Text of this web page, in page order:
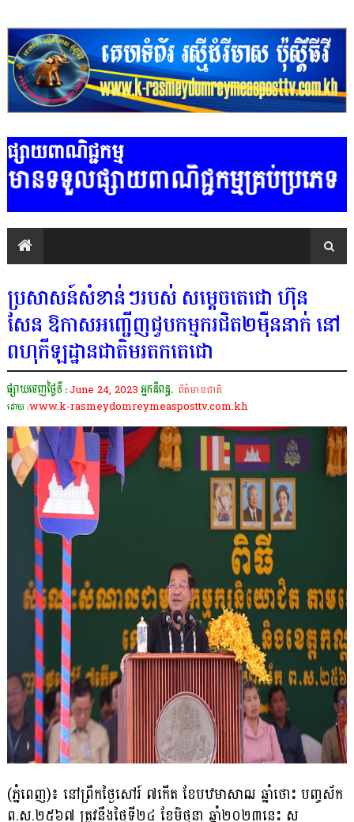
ផ្សាយពាណិជ្ជកម្ម
យពាណិជ្ជកម្មគ្រប់ប្រភេទ ទំនាក់ទំ
ប្រសាសន៍សំខាន់ៗរបស់ សម្តេចតេជោ ហ៊ុន
សែន ឱកាសអញ្ជើញជួបកម្មករជិត២ម៉ឺននាក់ នៅ
ពហុកីឡដ្ឋានជាតិមរតកតេជោ
ផ្សាយចេញថ្ងៃទី :June 24, 2023 អ្នកនិពន្ធ. ព័ត៌មានជាតិ
ដោយ :www.k-rasmeydomreymeasposttv.com.kh
(ភ្នំពេញ)៖ នៅព្រឹកថ្ងៃសៅរ៍ ៧កើត ខែបឋមាសាឍ ឆ្នាំថោះ បញ្ចស័ក
ព.ស.២៥៦៧ ត្រូវនឹងថ្ងៃទី២៤ ខែមិថុនា ឆ្នាំ២០២៣នេះ ស